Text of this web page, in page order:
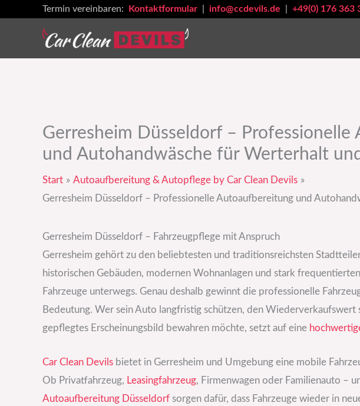
Termin vereinbaren: Kontaktformular info@ccdevils.de +49(0) 176 363
Gerresheim Düsseldorf – Professionelle
und Autohandwäsche für Werterhalt
Start
Autoaufbereitung & Autopflege by Car Clean Devils
Gerresheim Düsseldorf – Professionelle Autoaufbereitung und
Gerresheim Düsseldorf – Fahrzeugpflege mit Anspruch
Gerresheim gehört zu den beliebtesten und traditionsreichsten
historischen Gebäuden, modernen Wohnanlagen und stark
Fahrzeuge unterwegs. Genau deshalb gewinnt die professionelle
Bedeutung. Wer sein Auto langfristig schützen, den Wiederverkaufswert
gepflegtes Erscheinungsbild bewahren möchte, setzt auf eine
Car Clean Devils bietet in Gerresheim und Umgebung eine mobile
Ob Privatfahrzeug, Leasingfahrzeug, Firmenwagen oder Familienauto –
Autoaufbereitung Düsseldorf sorgen dafür, dass Fahrzeuge wieder in